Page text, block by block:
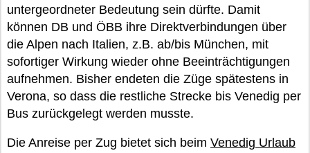
untergeordneter Bedeutung sein dürfte. Damit
können DB und ÖBB ihre Direktverbindungen über
die Alpen nach Italien, z.B. ab/bis München, mit
sofortiger Wirkung wieder ohne Beeinträchtigungen
aufnehmen. Bisher endeten die Züge spätestens in
Verona, so dass die restliche Strecke bis Venedig per
Bus zurückgelegt werden musste.
Die Anreise per Zug bietet sich beim Venedig Urlaub